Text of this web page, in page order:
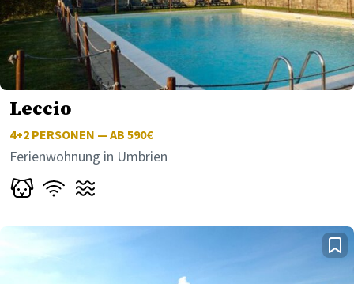
Leccio
4+2 PERSONEN — AB 590€
Ferienwohnung in Umbrien